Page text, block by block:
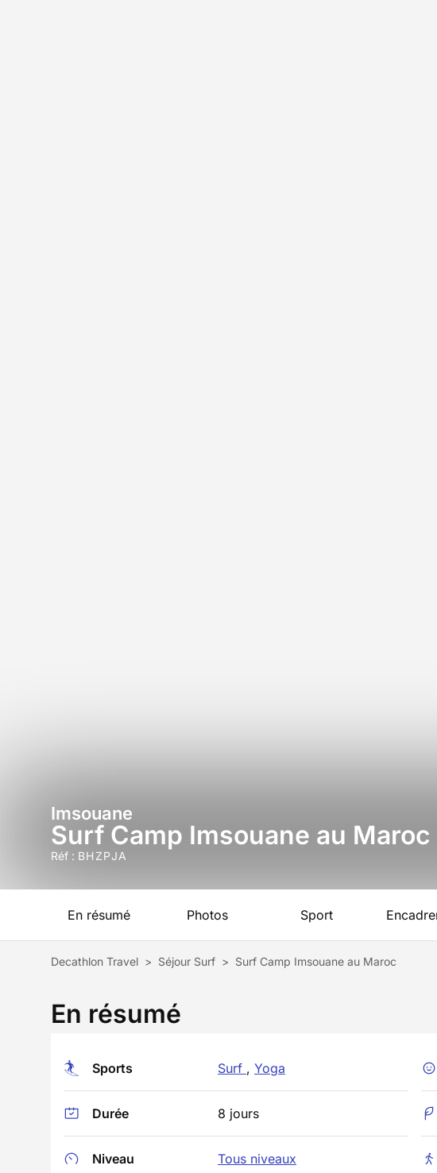
Imsouane
Surf Camp Imsouane au Maroc
Réf : BHZPJA
En résumé Photos Sport
Decathlon Travel > Séjour Surf > Surf Camp Imsouane au Maroc
En résumé
Sports Surf , Yoga
Durée 8 jours
Niveau Tous niveaux